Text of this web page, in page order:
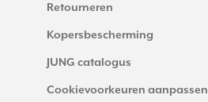
Retourneren
Kopersbescherming
JUNG catalogus
Cookievoorkeuren aanpassen